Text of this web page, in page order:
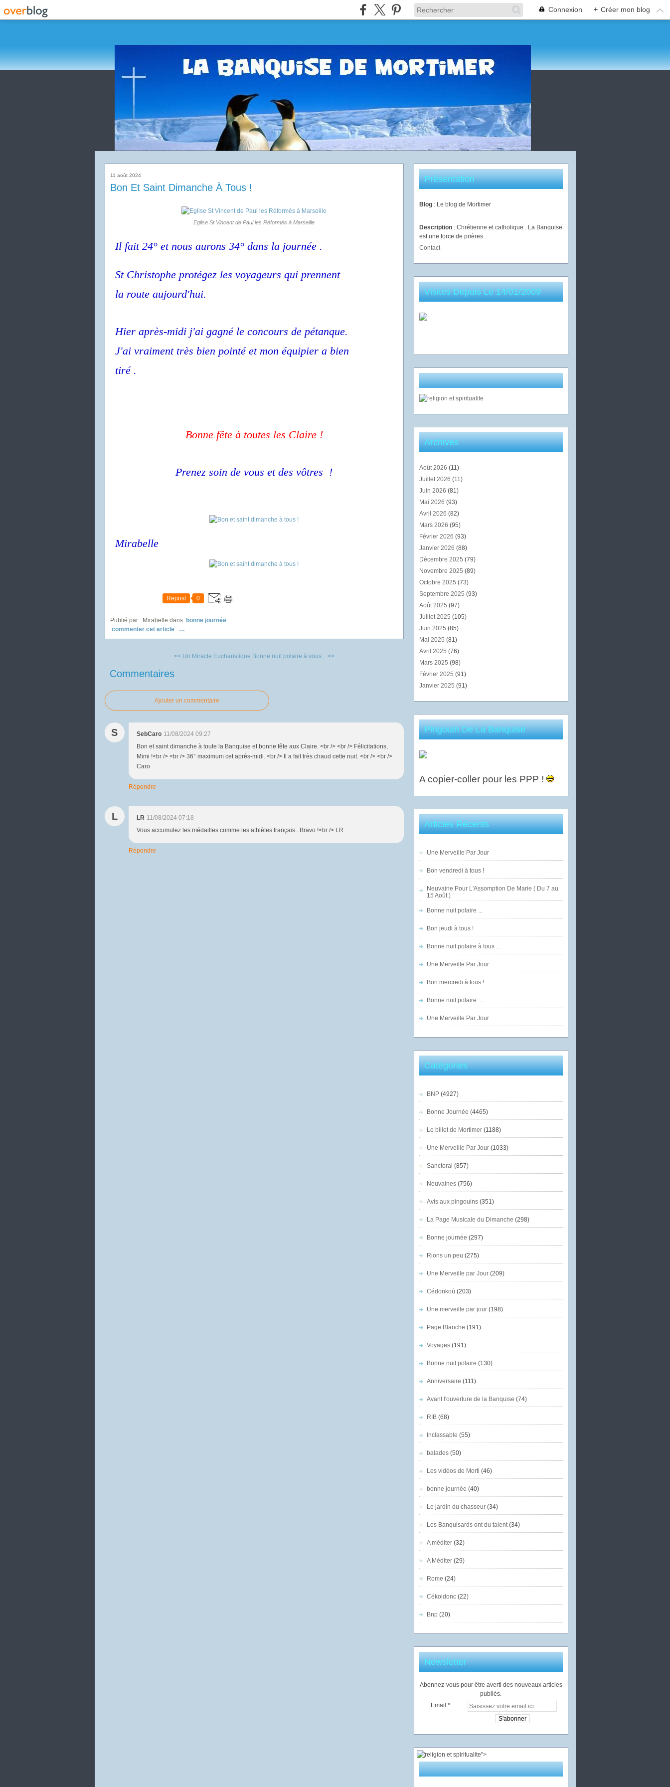
Connexion + Créer mon blog
11 août 2024
Bon Et Saint Dimanche À Tous !
Eglise St Vincent de Paul les Réformés à Marseille
Il fait 24° et nous aurons 34° dans la journée .
St Christophe protégez les voyageurs qui prennent
la route aujourd'hui.
Hier après-midi j'ai gagné le concours de pétanque.
J'ai vraiment très bien pointé et mon équipier a bien
tiré .
Bonne fête à toutes les Claire !
Prenez soin de vous et des vôtres !
Mirabelle
Repost 0
Publié par : Mirabelle dans bonne journée
commenter cet article
…
<< Un Miracle Eucharistique Bonne nuit polaire à vous... >>
Commentaires
Ajouter un commentaire
S SebCaro 11/08/2024 09:27
Bon et saint dimanche à toute la Banquise et bonne fête aux Claire. <br /> <br /> Félicitations,
Mimi !<br /> <br /> 36° maximum cet après-midi. <br /> Il a fait très chaud cette nuit. <br /> <br />
Caro
Répondre
L LR 11/08/2024 07:18
Vous accumulez les médailles comme les athlètes français...Bravo !<br /> LR
Répondre
Présentation
Blog : Le blog de Mortimer
Description : Chrétienne et catholique . La Banquise
est une force de prières .
Contact
Visites Depuis Le 14/01/2009
Archives
Août 2026 (11)
Juillet 2026 (11)
Juin 2026 (81)
Mai 2026 (93)
Avril 2026 (82)
Mars 2026 (95)
Février 2026 (93)
Janvier 2026 (88)
Décembre 2025 (79)
Novembre 2025 (89)
Octobre 2025 (73)
Septembre 2025 (93)
Août 2025 (97)
Juillet 2025 (105)
Juin 2025 (85)
Mai 2025 (81)
Avril 2025 (76)
Mars 2025 (98)
Février 2025 (91)
Janvier 2025 (91)
Pingouin De La Banquise
A copier-coller pour les PPP !
Articles Récents
Une Merveille Par Jour
Bon vendredi à tous !
Neuvaine Pour L'Assomption De Marie ( Du 7 au
15 Août )
Bonne nuit polaire ...
Bon jeudi à tous !
Bonne nuit polaire à tous ...
Une Merveille Par Jour
Bon mercredi à tous !
Bonne nuit polaire ...
Une Merveille Par Jour
Catégories
BNP(4927)
Bonne Journée (4465)
Le billet de Mortimer(1188)
Une Merveille Par Jour(1033)
Sanctoral (857)
Neuvaines(756)
Avis aux pingouins(351)
La Page Musicale du Dimanche (298)
Bonne journée (297)
Rions un peu (275)
Une Merveille par Jour(209)
Cédonkoù (203)
Une merveille par jour(198)
Page Blanche (191)
Voyages(191)
Bonne nuit polaire (130)
Anniversaire (111)
Avant l'ouverture de la Banquise (74)
RIB(68)
Inclassable (55)
balades(50)
Les vidéos de Morti (46)
bonne journée (40)
Le jardin du chasseur(34)
Les Banquisards ont du talent(34)
A méditer(32)
A Méditer(29)
Rome (24)
Cékoidonc(22)
Bnp (20)
Newsletter
Abonnez-vous pour être averti des nouveaux articles
publiés.
Email
">